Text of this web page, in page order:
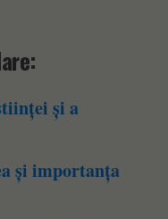
și a
și importanța